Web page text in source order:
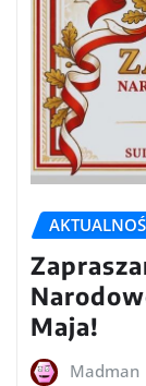
Maja!
Madman